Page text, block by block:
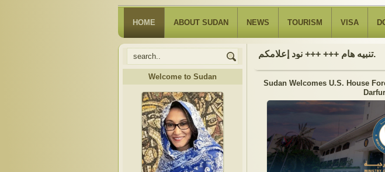
HOME ABOUT SUDAN NEWS TOURISM VISA
Welcome to Sudan
Sudan Welcomes U.S. House